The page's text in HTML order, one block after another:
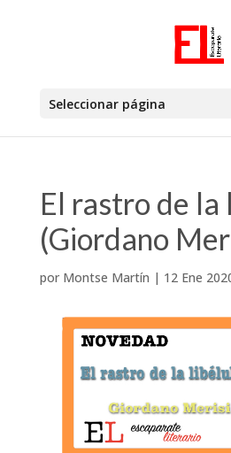
Seleccionar página
El rastro de la
(Giordano
por Montse Martín | 12 Ene